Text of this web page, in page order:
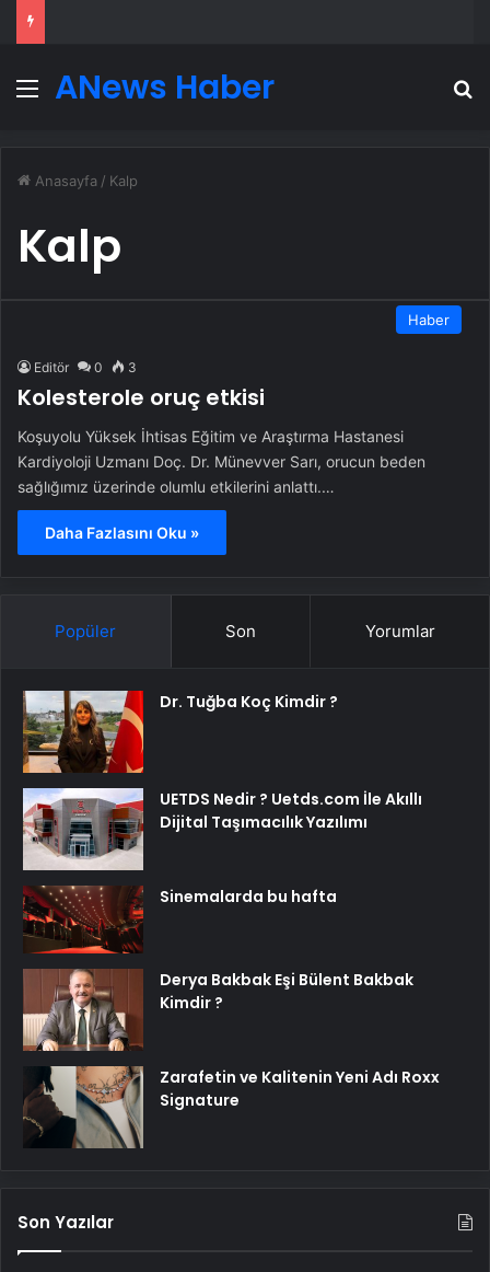
MenüANews Haber
Anasayfa / Kalp
Kalp
Haber
Editör 0 3
Kolesterole oruç etkisi
Koşuyolu Yüksek İhtisas Eğitim ve Araştırma Hastanesi
Kardiyoloji Uzmanı Doç. Dr. Münevver Sarı, orucun beden
sağlığımız üzerinde olumlu etkilerini anlattı.…
Daha Fazlasını Oku »
Popüler Son Yorumlar
Dr. Tuğba Koç Kimdir ?
UETDS Nedir ? Uetds.com İle Akıllı
Dijital Taşımacılık Yazılımı
Sinemalarda bu hafta
Derya Bakbak Eşi Bülent Bakbak
Kimdir ?
Zarafetin ve Kalitenin Yeni Adı Roxx
Signature
Son Yazılar